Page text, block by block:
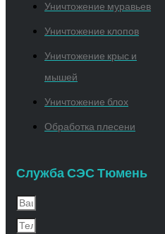
Уничтожение муравьев
Уничтожение клопов
Уничтожение крыс и
мышей
Уничтожение блох
Обработка плесени
Служба СЭС Тюмень